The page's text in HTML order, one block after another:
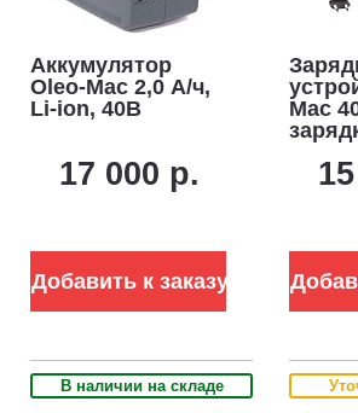
Аккумулятор
Oleo-Mac 2,0 А/ч,
Li-ion, 40В
17 000 р.
Добавить к заказу
Mac
В наличии на складе